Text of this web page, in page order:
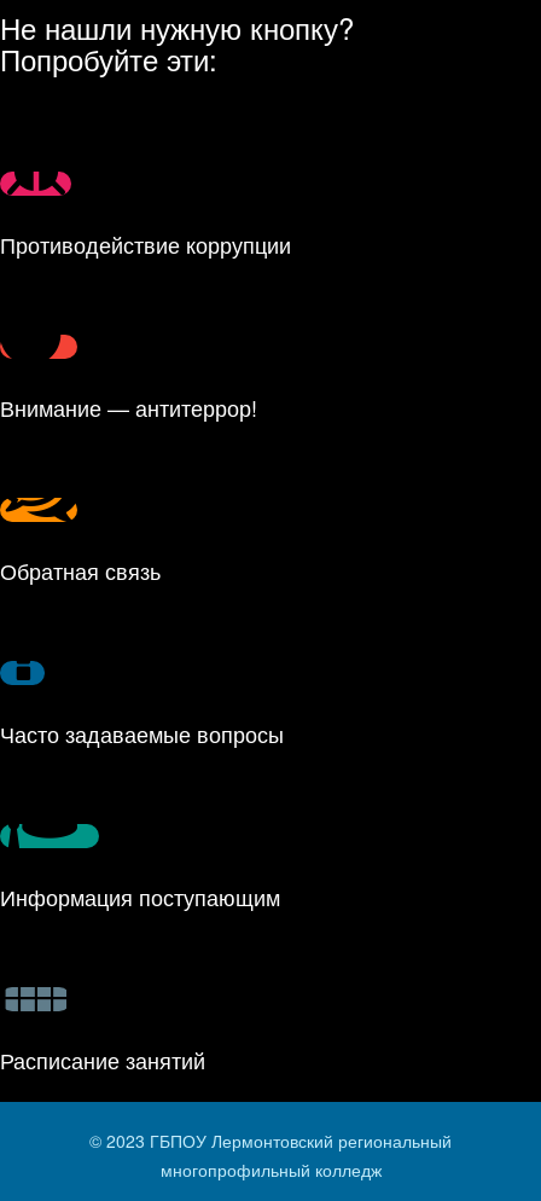
Не нашли нужную кнопку?
Попробуйте эти:
Противодействие коррупции
Внимание — антитеррор!
Обратная связь
Часто задава­емые вопросы
Информация поступающим
Расписание занятий
© 2023 ГБПОУ Лермонтовский региональный
многопрофильный колледж